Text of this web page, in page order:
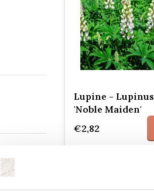
Lupine - Lupinus
'Noble Maiden'
€2,82